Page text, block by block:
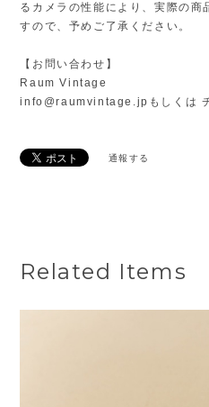
るカメラの性能により、実際の商
すので、予めご了承ください。
【お問い合わせ】
Raum Vintage
info@raumvintage.jp もしくは
通報する
Related Items